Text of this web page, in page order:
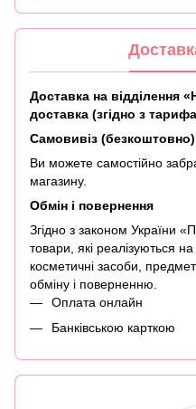
Доставка на відділення
доставка (згідно з
Самовивіз (безкоштовно)
Ви можете самостійно
магазину.
Обмін і повернення
Згідно з законом України
товари, які реалізуються
косметичні засоби,
обміну і поверненню.
Оплата онлайн
Банківською карткою